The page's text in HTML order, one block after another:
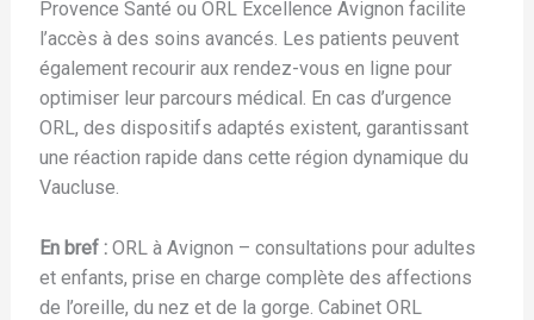
Provence Santé ou ORL Excellence Avignon facilite
l’accès à des soins avancés. Les patients peuvent
également recourir aux rendez-vous en ligne pour
optimiser leur parcours médical. En cas d’urgence
ORL, des dispositifs adaptés existent, garantissant
une réaction rapide dans cette région dynamique du
Vaucluse.
En bref :ORL à Avignon – consultations pour adultes
et enfants, prise en charge complète des affections
de l’oreille, du nez et de la gorge. Cabinet ORL